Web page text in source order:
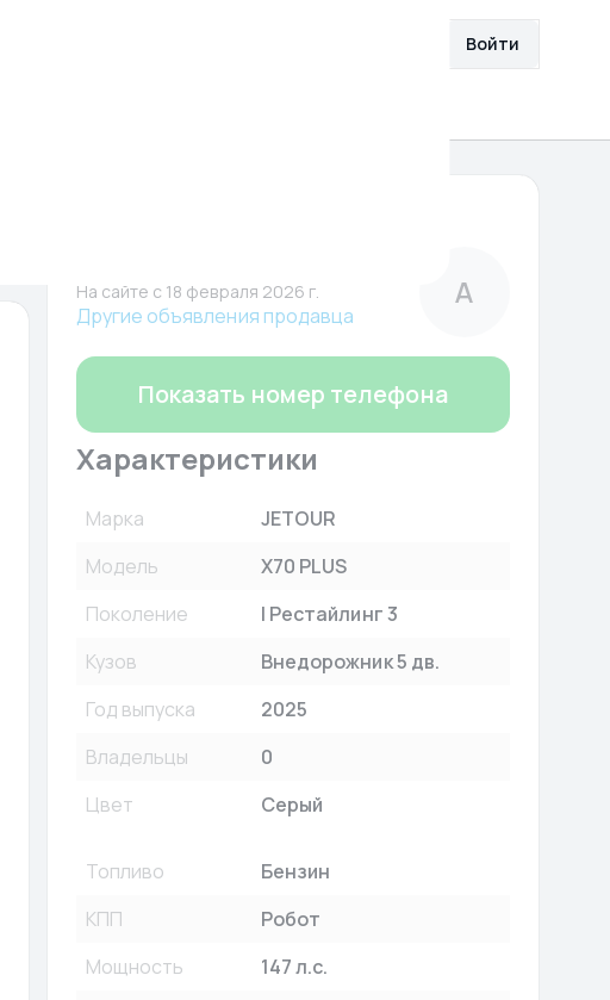
Войти
На сайте c 18 февраля 2026 г.
Другие объявления продавца
А
Показать номер телефона
Характеристики
Марка
JETOUR
Модель
X70 PLUS
Поколение
I Рестайлинг 3
Кузов
Внедорожник 5 дв.
Год выпуска
2025
Владельцы
0
Цвет
Серый
Топливо
Бензин
КПП
Робот
Мощность
147 л.с.